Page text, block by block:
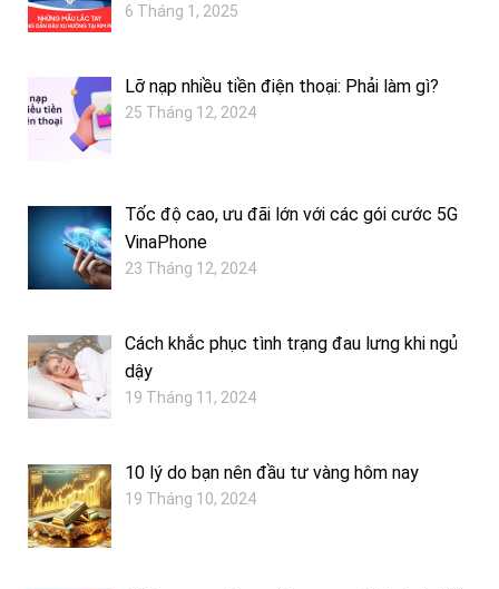
6 Tháng 1, 2025
Lỡ nạp nhiều tiền điện thoại: Phải làm gì?
25 Tháng 12, 2024
Tốc độ cao, ưu đãi lớn với các gói cước 5G
VinaPhone
23 Tháng 12, 2024
Cách khắc phục tình trạng đau lưng khi ngủ
dậy
19 Tháng 11, 2024
10 lý do bạn nên đầu tư vàng hôm nay
19 Tháng 10, 2024